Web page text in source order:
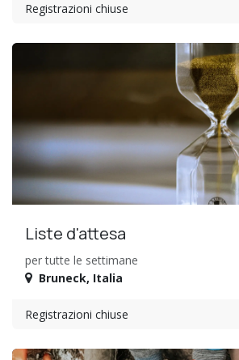
Registrazioni chiuse
Liste d'attesa
per tutte le settimane
Bruneck, Italia
Registrazioni chiuse